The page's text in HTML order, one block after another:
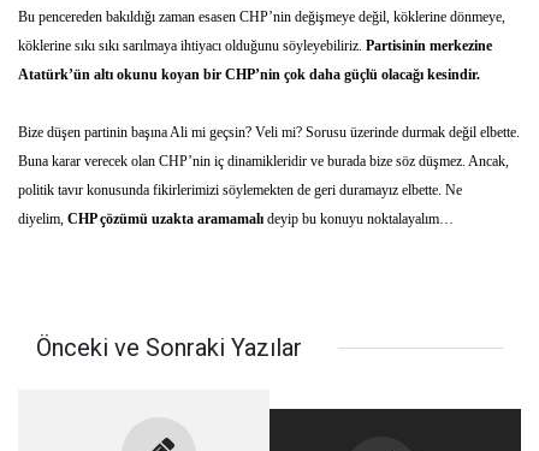
Bu pencereden bakıldığı zaman esasen CHP’nin değişmeye değil, köklerine dönmeye,
köklerine sıkı sıkı sarılmaya ihtiyacı olduğunu söyleyebiliriz. Partisinin merkezine
Atatürk’ün altı okunu koyan bir CHP’nin çok daha güçlü olacağı kesindir.
Bize düşen partinin başına Ali mi geçsin? Veli mi? Sorusu üzerinde durmak değil elbette.
Buna karar verecek olan CHP’nin iç dinamikleridir ve burada bize söz düşmez. Ancak,
politik tavır konusunda fikirlerimizi söylemekten de geri duramayız elbette. Ne
diyelim, CHP çözümü uzakta aramamalı deyip bu konuyu noktalayalım…
Önceki ve Sonraki Yazılar